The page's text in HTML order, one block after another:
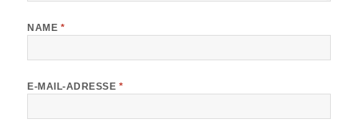
NAME *
E-MAIL-ADRESSE *